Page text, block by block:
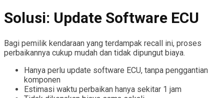
Solusi: Update Software ECU
Bagi pemilik kendaraan yang terdampak recall ini, proses
perbaikannya cukup mudah dan tidak dipungut biaya.
Hanya perlu update software ECU, tanpa penggantian
komponen
Estimasi waktu perbaikan hanya sekitar 1 jam